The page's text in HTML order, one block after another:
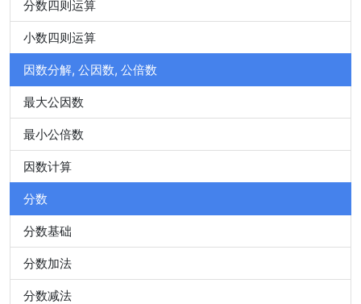
分数四则运算
小数四则运算
因数分解, 公因数, 公倍数
最大公因数
最小公倍数
因数计算
分数
分数基础
分数加法
分数减法